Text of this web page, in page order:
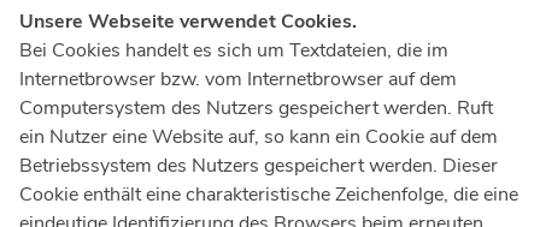
Notruf112
Ärztlicher Notdienst116 117
Giftnotrufzentrale
Tel: +49 22819240
Notfallzentrum Bonn
Unsere Webseite verwendet Cookies.
Bei Cookies handelt es sich um Textdateien, die im
Internetbrowser bzw. vom Internetbrowser auf dem
Computersystem des Nutzers gespeichert werden. Ruft
ein Nutzer eine Website auf, so kann ein Cookie auf dem
Betriebssystem des Nutzers gespeichert werden. Dieser
Cookie enthält eine charakteristische Zeichenfolge, die eine